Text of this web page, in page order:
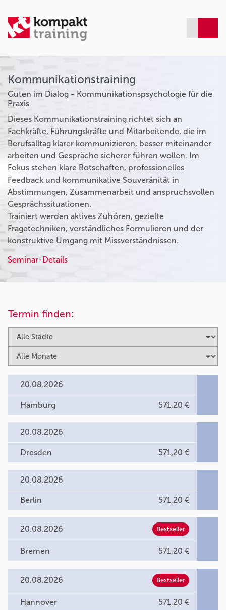
Kommunikationstraining
Guten im Dialog - Kommunikationspsychologie für die
Praxis
Dieses Kommunikationstraining richtet sich an
Fachkräfte, Führungskräfte und Mitarbeitende, die im
Berufsalltag klarer kommunizieren, besser miteinander
arbeiten und Gespräche sicherer führen wollen. Im
Fokus stehen klare Botschaften, professionelles
Feedback und kommunikative Souveränität in
Abstimmungen, Zusammenarbeit und anspruchsvollen
Gesprächssituationen.
Trainiert werden aktives Zuhören, gezielte
Fragetechniken, verständliches Formulieren und der
konstruktive Umgang mit Missverständnissen.
Seminar-Details
Termin finden:
20.08.2026
Hamburg 571,20 €
20.08.2026
Dresden 571,20 €
20.08.2026
Berlin 571,20 €
20.08.2026 Bestseller
Bremen 571,20 €
20.08.2026 Bestseller
Hannover 571,20 €